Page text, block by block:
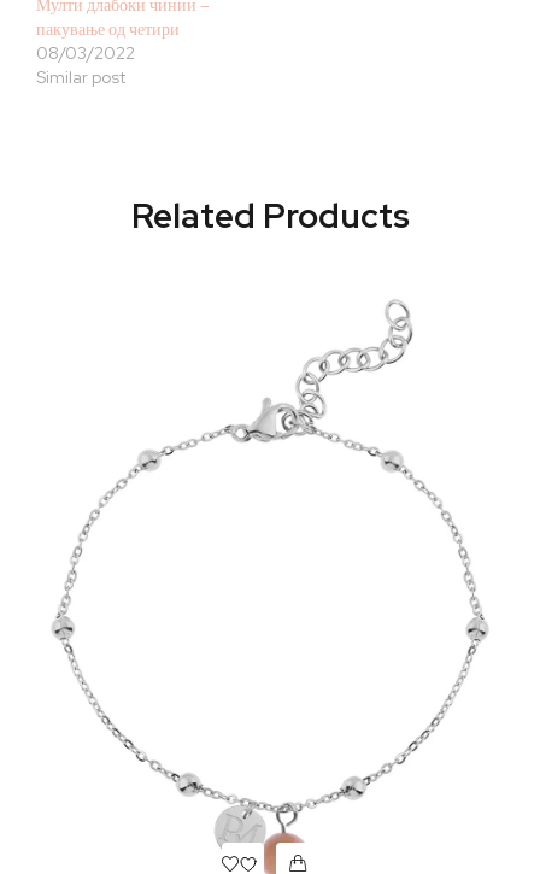
Мулти длабоки чинии –
пакување од четири
08/03/2022
Similar post
Related Products